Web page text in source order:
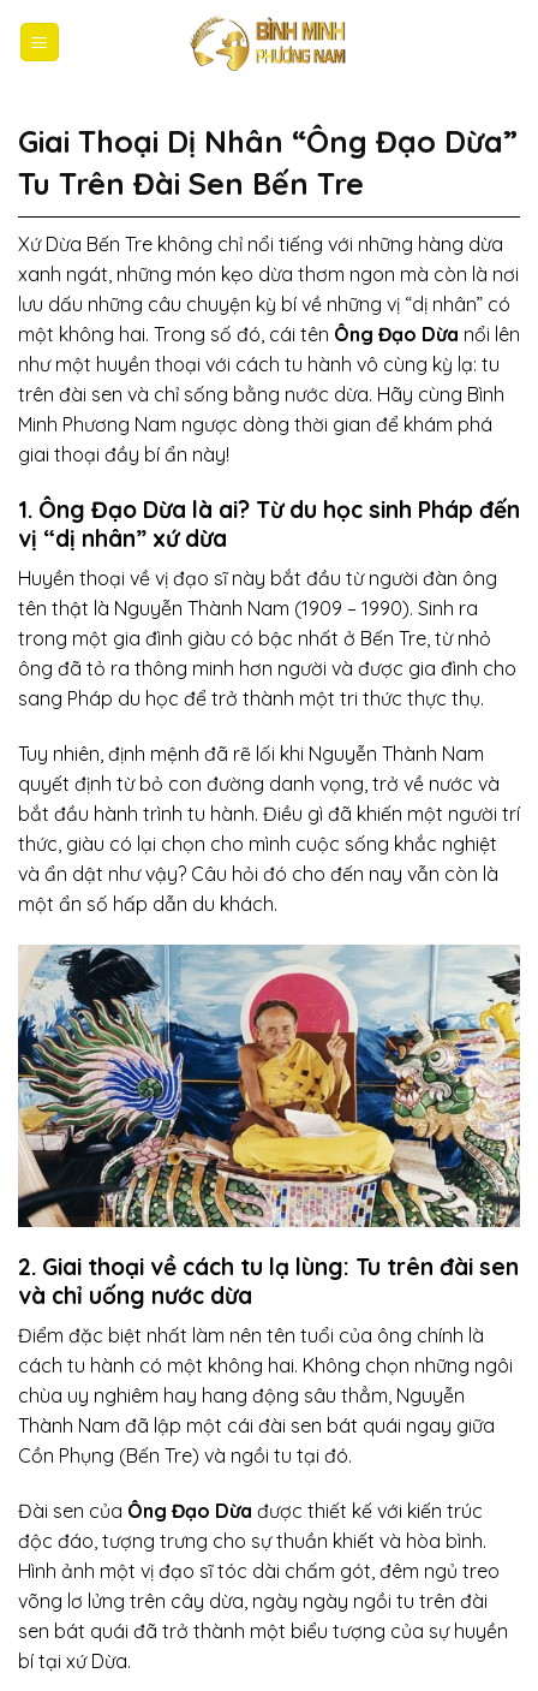
qua
Giai Thoại Dị Nhân “Ông Đạo Dừa”
Tu Trên Đài Sen Bến Tre
Xứ Dừa Bến Tre không chỉ nổi tiếng với những hàng dừa
xanh ngát, những món kẹo dừa thơm ngon mà còn là nơi
lưu dấu những câu chuyện kỳ bí về những vị “dị nhân” có
một không hai. Trong số đó, cái tên Ông Đạo Dừa nổi lên
như một huyền thoại với cách tu hành vô cùng kỳ lạ: tu
trên đài sen và chỉ sống bằng nước dừa. Hãy cùng Bình
Minh Phương Nam ngược dòng thời gian để khám phá
giai thoại đầy bí ẩn này!
1. Ông Đạo Dừa là ai? Từ du học sinh Pháp đến
vị “dị nhân” xứ dừa
Huyền thoại về vị đạo sĩ này bắt đầu từ người đàn ông
tên thật là Nguyễn Thành Nam (1909 – 1990). Sinh ra
trong một gia đình giàu có bậc nhất ở Bến Tre, từ nhỏ
ông đã tỏ ra thông minh hơn người và được gia đình cho
sang Pháp du học để trở thành một tri thức thực thụ.
Tuy nhiên, định mệnh đã rẽ lối khi Nguyễn Thành Nam
quyết định từ bỏ con đường danh vọng, trở về nước và
bắt đầu hành trình tu hành. Điều gì đã khiến một người trí
thức, giàu có lại chọn cho mình cuộc sống khắc nghiệt
và ẩn dật như vậy? Câu hỏi đó cho đến nay vẫn còn là
một ẩn số hấp dẫn du khách.
2. Giai thoại về cách tu lạ lùng: Tu trên đài sen
và chỉ uống nước dừa
Điểm đặc biệt nhất làm nên tên tuổi của ông chính là
cách tu hành có một không hai. Không chọn những ngôi
chùa uy nghiêm hay hang động sâu thẳm, Nguyễn
Thành Nam đã lập một cái đài sen bát quái ngay giữa
Cồn Phụng (Bến Tre) và ngồi tu tại đó.
Đài sen của Ông Đạo Dừa được thiết kế với kiến trúc
độc đáo, tượng trưng cho sự thuần khiết và hòa bình.
Hình ảnh một vị đạo sĩ tóc dài chấm gót, đêm ngủ treo
võng lơ lửng trên cây dừa, ngày ngày ngồi tu trên đài
sen bát quái đã trở thành một biểu tượng của sự huyền
bí tại xứ Dừa.